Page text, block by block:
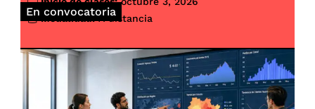
En convocatoria
Modalidad: A distancia